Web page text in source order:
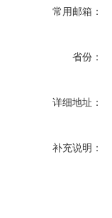
常用邮箱：
省份：
详细地址：
补充说明：